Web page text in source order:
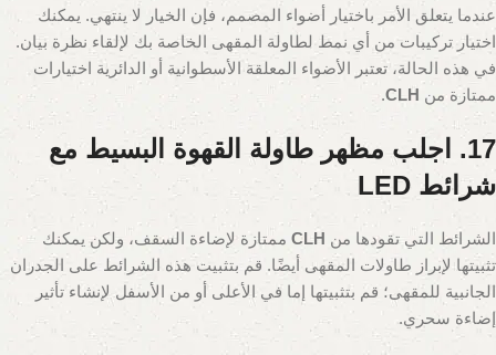
عندما يتعلق الأمر باختيار أضواء المصمم، فإن الخيار لا ينتهي. يمكنك
اختيار تركيبات من أي نمط لطاولة المقهى الخاصة بك لإلقاء نظرة بيان.
في هذه الحالة، تعتبر الأضواء المعلقة الأسطوانية أو الدائرية اختيارات
ممتازة من CLH
.
17. اجلب مظهر طاولة القهوة البسيط مع
شرائط LED
الشرائط التي تقودها من CLH ممتازة لإضاءة السقف، ولكن يمكنك
تثبيتها لإبراز طاولات المقهى أيضًا. قم بتثبيت هذه الشرائط على الجدران
الجانبية للمقهى؛ قم بتثبيتها إما في الأعلى أو من الأسفل لإنشاء تأثير
إضاءة سحري.